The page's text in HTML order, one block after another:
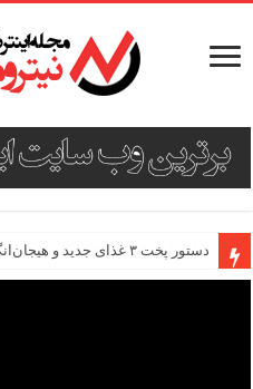
دستور پخت ۳ غذای جدید و هیجان‌انگیز